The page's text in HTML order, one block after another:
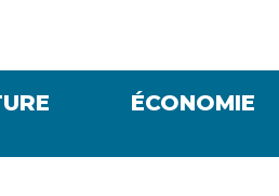
ÉCONOMIE